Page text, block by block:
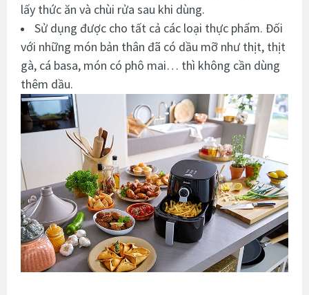
lấy thức ăn và chùi rửa sau khi dùng.
Sử dụng được cho tất cả các loại thực phẩm. Đối
với những món bản thân đã có dầu mỡ như thịt, thịt
gà, cá basa, món có phô mai… thì không cần dùng
thêm dầu.